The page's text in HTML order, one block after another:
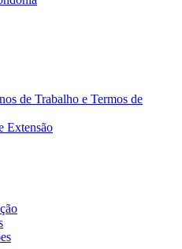
de Trabalho e Termos de
Extensão